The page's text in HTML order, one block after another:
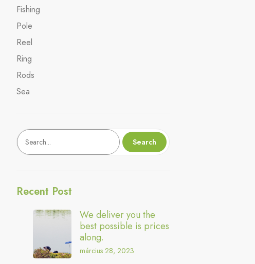
Fishing
Pole
Reel
Ring
Rods
Sea
Keresés
Search
Recent Post
We deliver you the
best possible is prices
along.
március 28, 2023